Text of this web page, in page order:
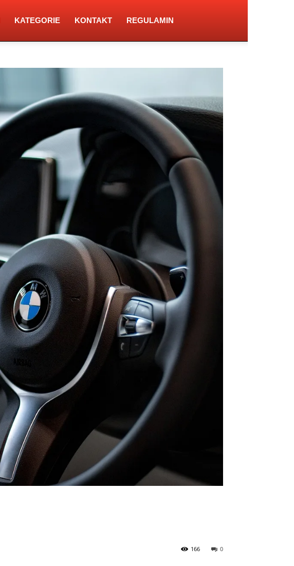
KATEGORIE KONTAKT REGULAMIN
0
166